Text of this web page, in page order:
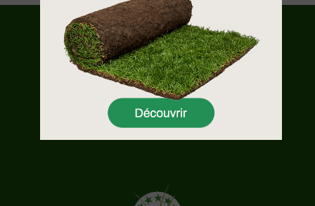
NOS PRODUITS
FAQ
NOUS CONTACTER
MENTIONS LÉGALES